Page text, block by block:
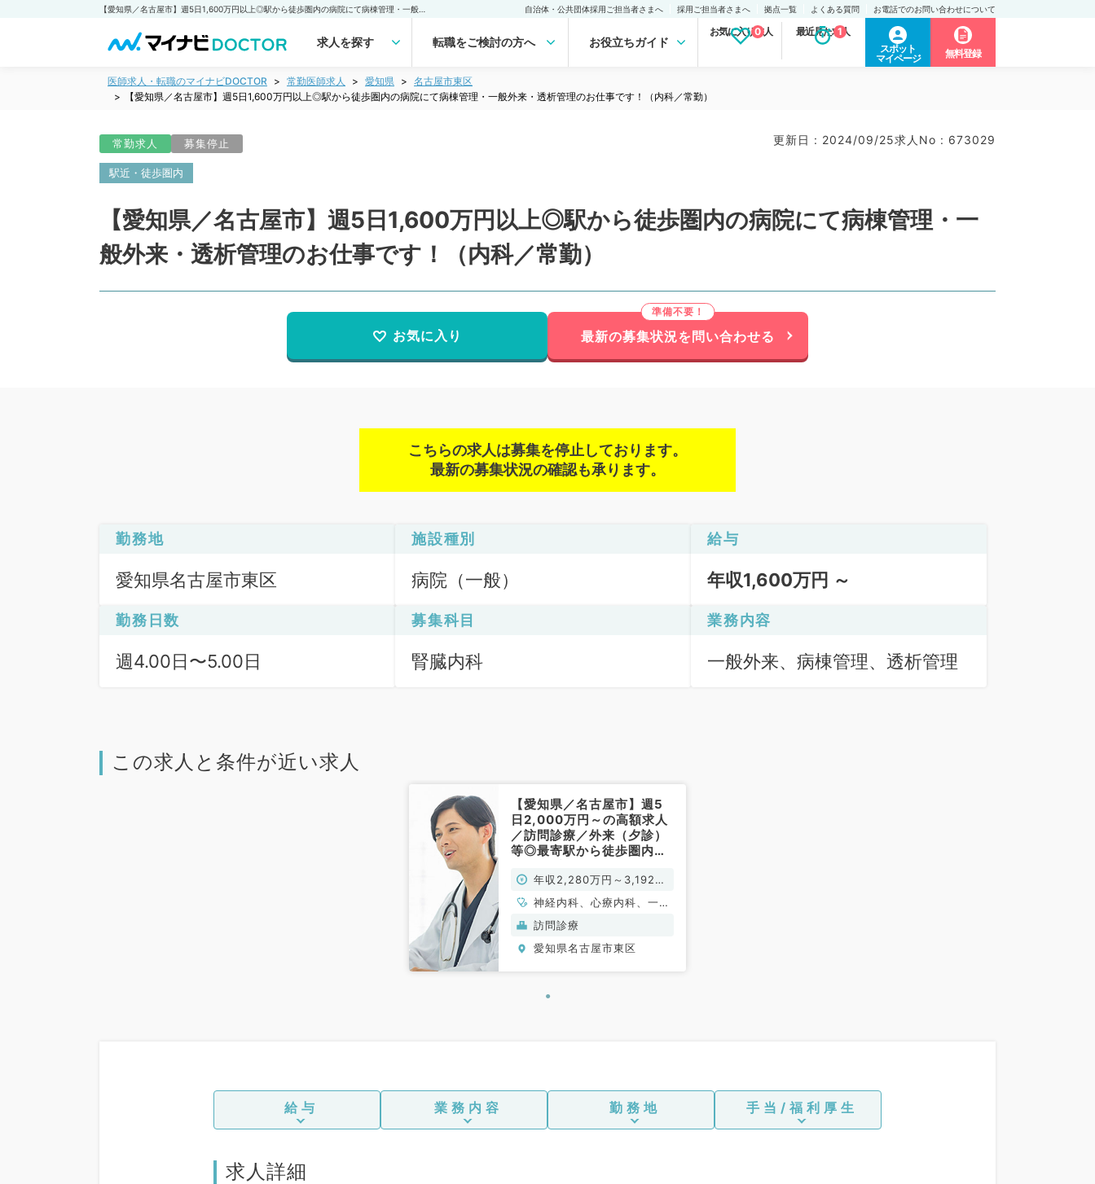
自治体・公共団体採用ご担当者さまへ 採用ご担当者さまへ 拠点一覧 よくある質問 お電話でのお問い合わせについて
求人を探す 転職をご検討の方へ お役立ちガイド
お気に入り求人
0 最近見た求人
1
スポット
マイページ
無料登録
医師求人・転職のマイナビDOCTOR 常勤医師求人 愛知県
名古屋市東区
【愛知県／名古屋市】週5日1,600万円以上◎駅から徒歩圏内の病院にて病棟管理・一般外来・透析管理のお仕事です！（内科／常勤）
常勤求人 募集停止 更新日 : 2024/09/25求人No : 673029
駅近・徒歩圏内
【愛知県／名古屋市】週5日1,600万円以上◎駅から徒歩圏内の病院にて病棟管理・一
般外来・透析管理のお仕事です！（内科／常勤）
お気に入り 最新の募集状況を問い合わせる
こちらの求人は募集を停止しております。
最新の募集状況の確認も承ります。
勤務地
愛知県名古屋市東区
施設種別
病院（一般）
給与
年収1,600万円 ～
勤務日数
週4.00日〜5.00日
募集科目
腎臓内科
業務内容
一般外来、病棟管理、透析管理
この求人と条件が近い求人
【愛知県／名古屋市】週5
日2,000万円～の高額求人
／訪問診療／外来（夕診）
等◎最寄駅から徒歩圏内
年収2,280万円～3,192万
円
神経内科、心療内科、一般
内科、循環器内科、呼吸器
内科、消化器内科、内分
泌・代謝内科、腎臓内科、
訪問診療
愛知県名古屋市東区
給与 業務内容 勤務地 手当/福利厚生
求人詳細